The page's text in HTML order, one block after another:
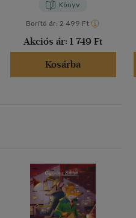
Könyv
Borító ár: 2 499 Ft
Akciós ár: 1 749 Ft
Kosárba